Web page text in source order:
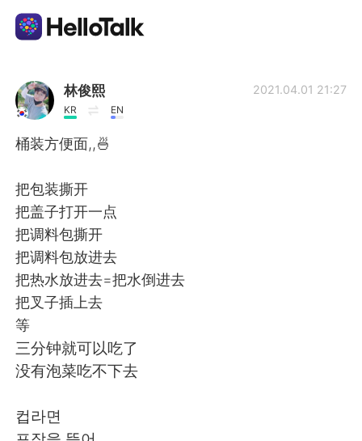
App di scambio linguistico
AI Grammar Checker
English
繁體中文 Español
Deutsch
한국어
林俊熙
KR EN
2021.04.01 21:27
桶装方便面,,🍜
把包装撕开
把盖子打开一点
把调料包撕开
把调料包放进去
把热水放进去=把水倒进去
把叉子插上去
等
三分钟就可以吃了
没有泡菜吃不下去
컵라면